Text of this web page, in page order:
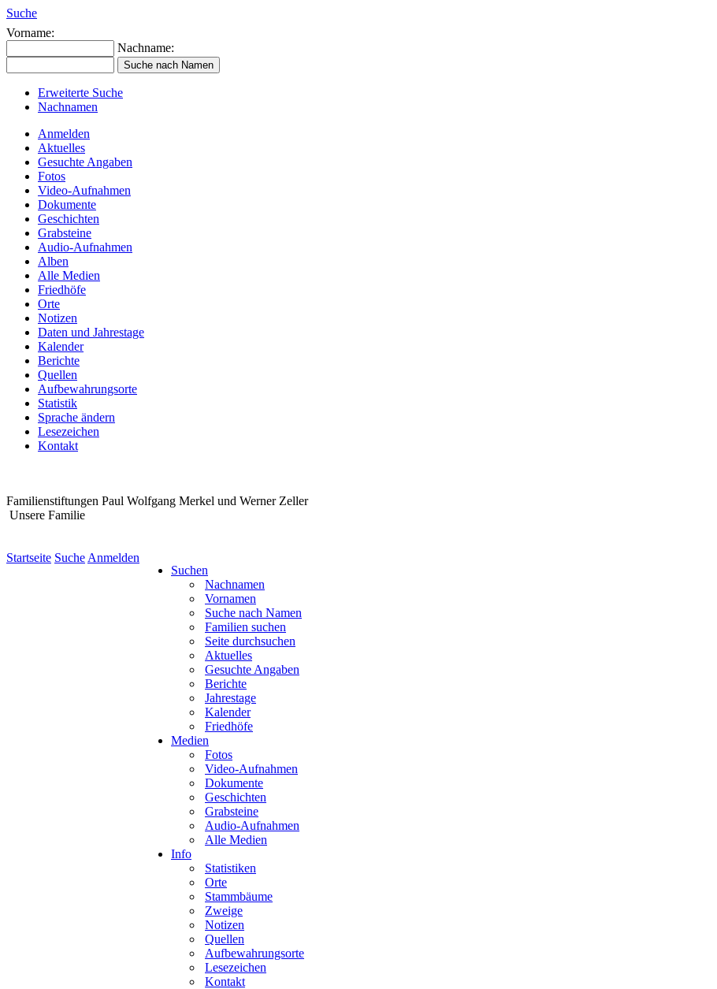
Suche
Vorname:
Nachname:
Erweiterte Suche
Nachnamen
Anmelden
Aktuelles
Gesuchte Angaben
Fotos
Video-Aufnahmen
Dokumente
Geschichten
Grabsteine
Audio-Aufnahmen
Alben
Alle Medien
Friedhöfe
Orte
Notizen
Daten und Jahrestage
Kalender
Berichte
Quellen
Aufbewahrungsorte
Statistik
Sprache ändern
Lesezeichen
Kontakt
Familienstiftungen Paul Wolfgang Merkel und Werner Zeller
Unsere Familie
Startseite Suche Anmelden
Suchen
Nachnamen
Vornamen
Suche nach Namen
Familien suchen
Seite durchsuchen
Aktuelles
Gesuchte Angaben
Berichte
Jahrestage
Kalender
Friedhöfe
Medien
Fotos
Video-Aufnahmen
Dokumente
Geschichten
Grabsteine
Audio-Aufnahmen
Alle Medien
Info
Statistiken
Orte
Stammbäume
Zweige
Notizen
Quellen
Aufbewahrungsorte
Lesezeichen
Kontakt